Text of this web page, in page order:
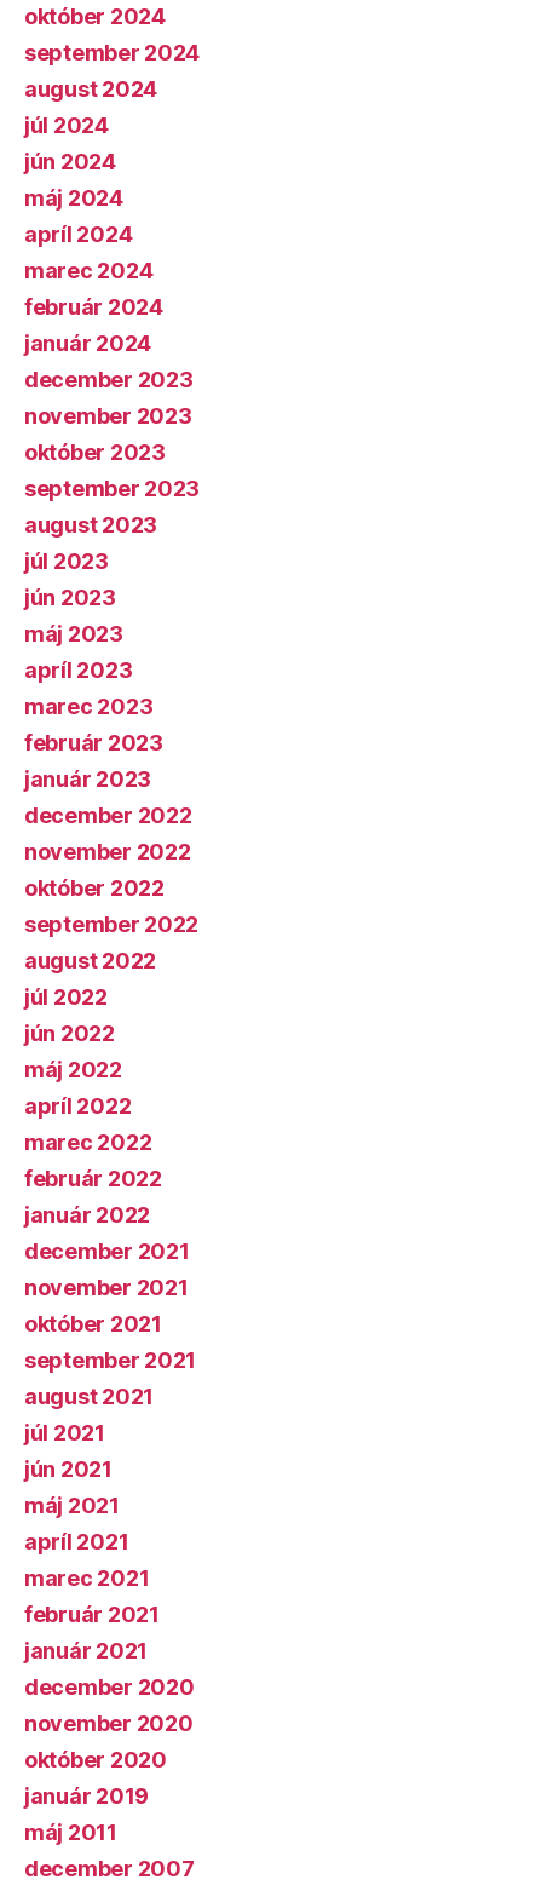
október 2024
september 2024
august 2024
júl 2024
jún 2024
máj 2024
apríl 2024
marec 2024
február 2024
január 2024
december 2023
november 2023
október 2023
september 2023
august 2023
júl 2023
jún 2023
máj 2023
apríl 2023
marec 2023
február 2023
január 2023
december 2022
november 2022
október 2022
september 2022
august 2022
júl 2022
jún 2022
máj 2022
apríl 2022
marec 2022
február 2022
január 2022
december 2021
november 2021
október 2021
september 2021
august 2021
júl 2021
jún 2021
máj 2021
apríl 2021
marec 2021
február 2021
január 2021
december 2020
november 2020
október 2020
január 2019
máj 2011
december 2007